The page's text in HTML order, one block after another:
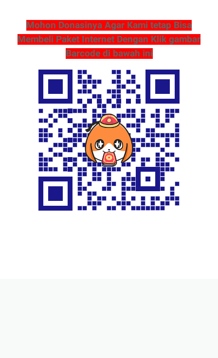
Mohon Donasinya Agar Kami tetap Bisa
Membeli Paket Internet Dengan Klik gambar
Barcode di bawah ini